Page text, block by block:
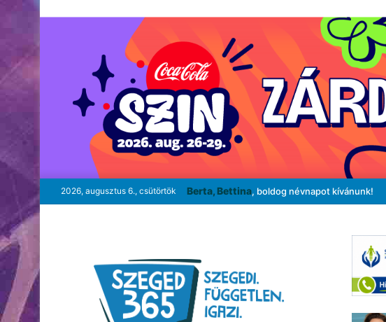
2026, augusztus 6., csütörtök Berta, Bettina, boldog névnapot kívánunk!